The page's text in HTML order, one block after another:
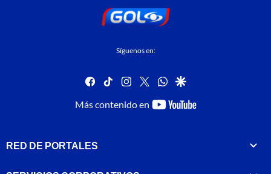
Síguenos en:
facebook
tiktok instagram
twitterwhatsapp
google
Más contenido en
youtube-
RED DE PORTALES